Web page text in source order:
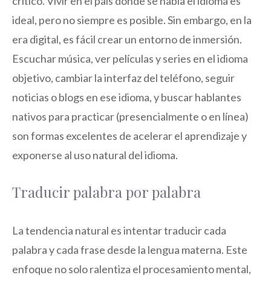
ideal, pero no siempre es posible. Sin embargo, en la
era digital, es fácil crear un entorno de inmersión.
Escuchar música, ver películas y series en el idioma
objetivo, cambiar la interfaz del teléfono, seguir
noticias o blogs en ese idioma, y buscar hablantes
nativos para practicar (presencialmente o en línea)
son formas excelentes de acelerar el aprendizaje y
exponerse al uso natural del idioma.
Traducir palabra por palabra
La tendencia natural es intentar traducir cada
palabra y cada frase desde la lengua materna. Este
enfoque no solo ralentiza el procesamiento mental,